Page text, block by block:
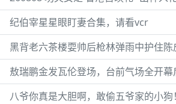
纪伯宰星星眼盯妻合集，请看vcr
黑背老六茶楼耍帅后枪林弹雨中护住陈
敖瑞鹏金发瓦伦登场，台前气场全开幕
八爷你真是大胆啊，敢偷五爷家的小